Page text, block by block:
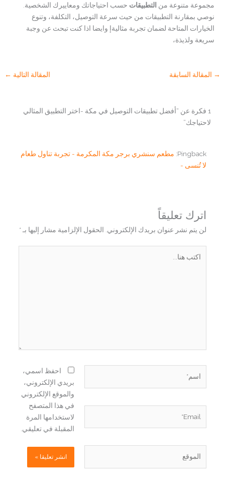
مجموعة متنوعة من التطبيقات حسب احتياجاتك ومعاييرك الشخصية.
نوصي بمقارنة التطبيقات من حيث سرعة التوصيل، التكلفة، وتنوع
الخيارات المتاحة لضمان تجربة مثاليةإ وايضا اذا كنت تبحث عن وجبة
سريعة ولذيذة،
→ المقالة السابقة المقالة التالية ←
1 فكرة عن “أفضل تطبيقات التوصيل في مكة -اختر التطبيق المثالي
لاحتياجك”
Pingback: مطعم سنشري برجر مكة المكرمة - تجربة تناول طعام
لا تُنسى -
اترك تعليقاً
لن يتم نشر عنوان بريدك الإلكتروني. الحقول الإلزامية مشار إليها بـ *
احفظ اسمي،
بريدي الإلكتروني،
والموقع الإلكتروني
في هذا المتصفح
لاستخدامها المرة
المقبلة في تعليقي.